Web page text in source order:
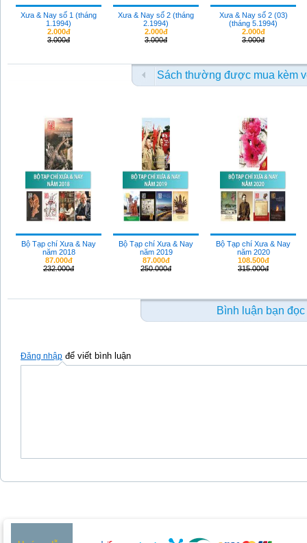
Xưa & Nay số 1 (tháng
1.1994)
2.000đ
3.000đ
Xưa & Nay số 2 (tháng
2.1994)
2.000đ
3.000đ
Xưa & Nay số 2 (03)
(tháng 5.1994)
2.000đ
3.000đ
Sách thường được mua kèm
Bộ Tạp chí Xưa & Nay
năm 2018
87.000đ
232.000đ
Bộ Tạp chí Xưa & Nay
năm 2019
87.000đ
250.000đ
Bộ Tạp chí Xưa & Nay
năm 2020
108.500đ
315.000đ
Bình luận bạn đọc
Đăng nhập để viết bình luận